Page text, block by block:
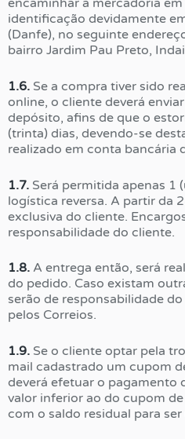
encaminhar a mercadoria
identificação devidamente
(Danfe), no seguinte
bairro Jardim Pau Preto,
1.6. Se a compra tiver sido
online, o cliente deverá
depósito, afins de que o
(trinta) dias, devendo-se
realizado em conta bancária
1.7. Será permitida apenas 1
logística reversa. A partir da
exclusiva do cliente.
responsabilidade do cliente.
1.8. A entrega então, será
do pedido. Caso existam
serão de responsabilidade
pelos Correios.
1.9. Se o cliente optar pela
mail cadastrado um cupom
deverá efetuar o pagamento
valor inferior ao do cupom
com o saldo residual para